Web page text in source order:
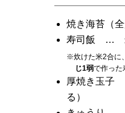
焼き海苔（
寿司飯 …
※炊けた米2合に、
じ1弱で作った
厚焼き玉子
る）